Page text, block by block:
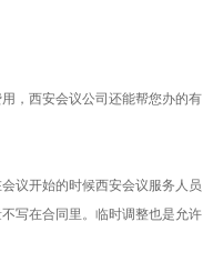
，西安会议公司还能帮您办的有
议开始的时候西安会议服务人员
写在合同里。临时调整也是允许